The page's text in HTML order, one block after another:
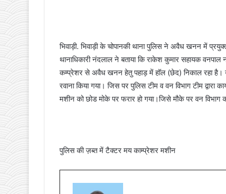
भिवाड़ी. भिवाड़ी के चोपानकी थाना पुलिस ने अवैध खनन में
थानाधिकारी नंदलाल ने बताया कि राकेश कुमार सहायक वनपाल
कम्प्रेशर से अवैध खनन हेतु पहाड़ में हॉल (छेद) निकाल रहा है।
रवाना किया गया। जिस पर पुलिस टीम व वन विभाग टीम
मशीन को छोड मोके पर फरार हो गया।जिसे मौके पर वन विभाग
पुलिस की ज़ब्त में टैक्टर मय काम्प्रेशर मशीन